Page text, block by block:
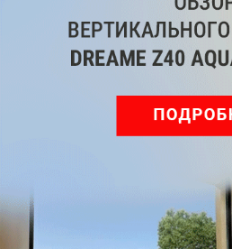
Причина этому заключается
16.К13-020-93 прописано, что
провода допускается
означает, что, например,
сечением 4 мм2может
В общем, покупать ПУНП или
любом случае, если есть